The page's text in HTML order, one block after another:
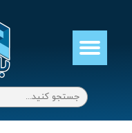
حساب کاربری من
تغییر گذر واژه
سفارشات
خروج از حساب کاربری